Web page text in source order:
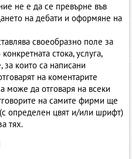
не е да се превърне във
на дебати и оформяне на
своеобразно поле за
стока, услуга,
които са написани
на коментарите
може да отговаря на всеки
на самите фирми ще
определен цвят и/или шрифт)
тях.